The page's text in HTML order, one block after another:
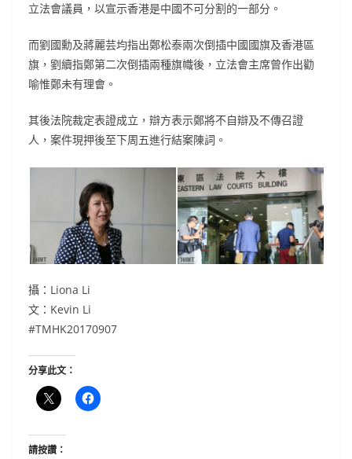
立法會議員，以宣示香港是中國不可分割的一部分。
而劉國勳及蔣麗芸均指出鄭松泰兩次倒插中國國旗及香港區
旗，劉續指鄭第二次倒插兩種旗幟後，立法會主席曾作出勸
喻惟鄭未有理會。
其後法院裁定表證成立，辯方表示鄭將不自辯及不傳召證
人，案件現押後至下周五進行結案陳詞。
攝：Liona Li
文：Kevin Li
#TMHK20170907
分享此文：
請按讚：